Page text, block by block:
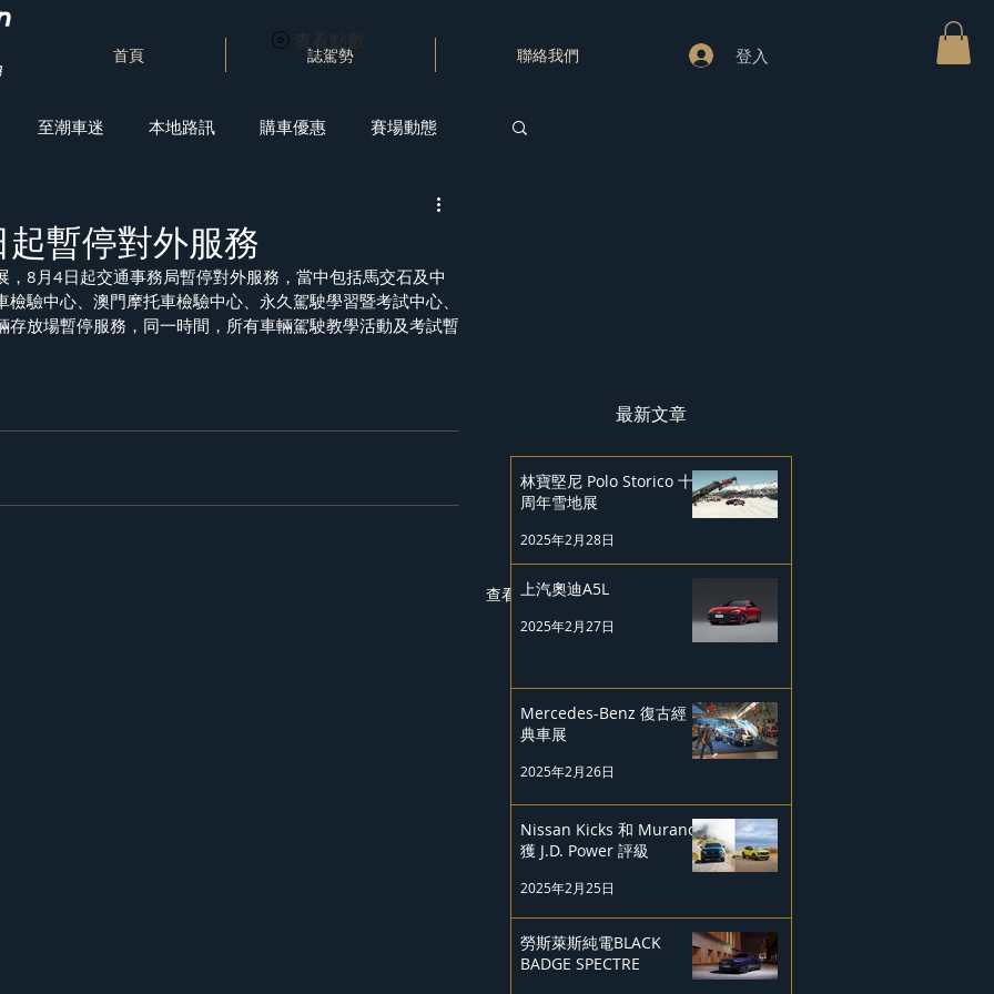
首頁 誌駕勢 聯絡我們 登入
查看點數
至潮車迷 本地路訊 購車優惠 賽場動態
暫停對外服務
，8月4日起交通事務局暫停對外服務，當中包括馬交石及中
驗中心、澳門摩托車檢驗中心、永久駕駛學習暨考試中心、
存放場暫停服務，同一時間，所有車輛駕駛教學活動及考試暫
查看全部
最新文章
林寶堅尼 Polo Storico 十
周年雪地展
2025年2月28日
上汽奧迪A5L
2025年2月27日
Mercedes-Benz 復古經
典車展
2025年2月26日
Nissan Kicks 和 Murano
獲 J.D. Power 評級
2025年2月25日
勞斯萊斯純電BLACK
BADGE SPECTRE